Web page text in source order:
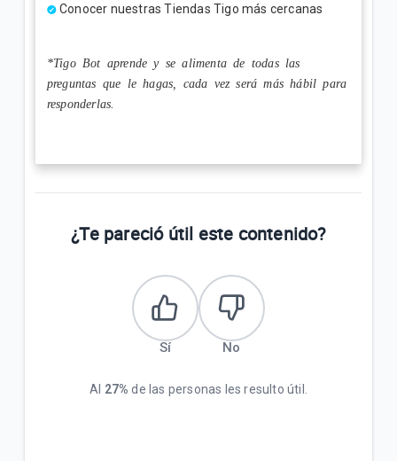
Conocer nuestras Tiendas Tigo más cercanas
*Tigo Bot aprende y se alimenta de todas las
preguntas que le hagas, cada vez será más hábil para
responderlas.
¿Te pareció útil este contenido?
Sí No
Al 27% de las personas les resulto útil.